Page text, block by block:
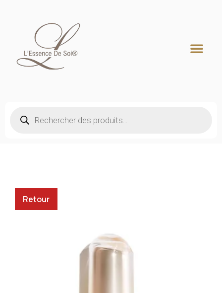
Retour